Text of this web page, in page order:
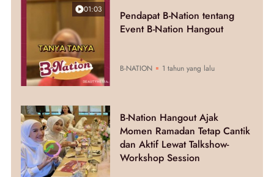
01:03
Pendapat B-Nation tentang
Event B-Nation Hangout
B-NATION 1 tahun yang lalu
B-Nation Hangout Ajak
Momen Ramadan Tetap Cantik
dan Aktif Lewat Talkshow-
Workshop Session